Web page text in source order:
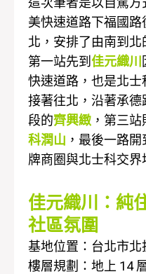
美快速道路下福國
北，安排了由南到北
第一站先到 佳元織川
快速道路，也是北士
接著往北，沿著承
段的齊興緻 ，第三
科潤山 ，最後一路
牌商圈與北士科交界
佳元織川：純
社區氛圍
基地位置：台北市
樓層規劃：地上 14